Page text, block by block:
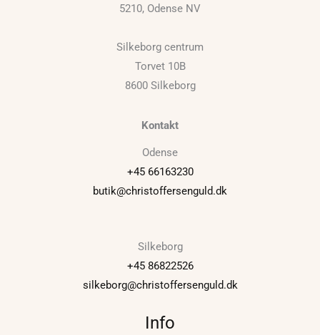
5210, Odense NV
Silkeborg centrum
Torvet 10B
8600 Silkeborg
Kontakt
Odense
+45 66163230
butik@christoffersenguld.dk
Silkeborg
+45 86822526
silkeborg@christoffersenguld.dk
Info